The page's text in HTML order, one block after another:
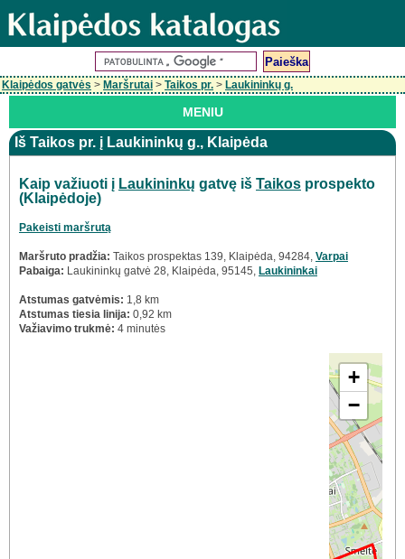
Klaipėdos gatvės > Maršrutai > Taikos pr. > Laukininkų g.
MENIU
Iš Taikos pr. į Laukininkų g., Klaipėda
Kaip važiuoti į Laukininkų gatvę iš Taikos prospekto
(Klaipėdoje)
Pakeisti maršrutą
Maršruto pradžia: Taikos prospektas 139, Klaipėda, 94284, Varpai
Pabaiga: Laukininkų gatvė 28, Klaipėda, 95145, Laukininkai
Atstumas gatvėmis: 1,8 km
Atstumas tiesia linija: 0,92 km
Važiavimo trukmė: 4 minutės
+
−